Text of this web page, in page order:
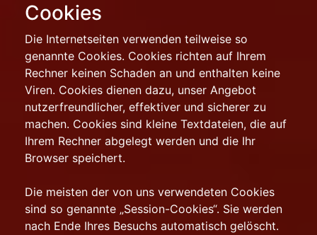
Cookies
Die Internetseiten verwenden teilweise so
genannte Cookies. Cookies richten auf Ihrem
Rechner keinen Schaden an und enthalten keine
Viren. Cookies dienen dazu, unser Angebot
nutzerfreundlicher, effektiver und sicherer zu
machen. Cookies sind kleine Textdateien, die auf
Ihrem Rechner abgelegt werden und die Ihr
Browser speichert.
Die meisten der von uns verwendeten Cookies
sind so genannte „Session-Cookies“. Sie werden
nach Ende Ihres Besuchs automatisch gelöscht.